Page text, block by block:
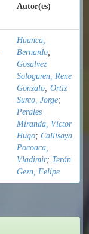
Autor(es)
Huanca,
Bernardo;
Gosalvez
Sologuren, Rene
Gonzalo; Ortíz
Surco, Jorge;
Perales
Miranda, Víctor
Hugo; Callisaya
Pocoaca,
Vladimir; Terán
Gezn, Felipe